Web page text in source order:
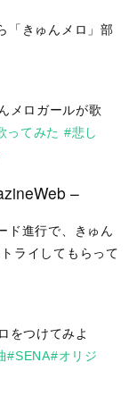
「きゅんメロ」部
メロガールが歌
ってみた #悲し
ド進行で、きゅん
ライしてもらって
をつけてみよ
#SENA#オリジ